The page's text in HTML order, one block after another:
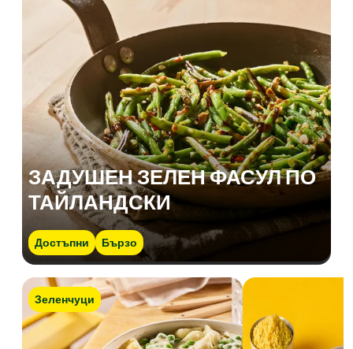
ЗАДУШЕН ЗЕЛЕН ФАСУЛ ПО
ТАЙЛАНДСКИ
Достъпни Бързо
Зеленчуци